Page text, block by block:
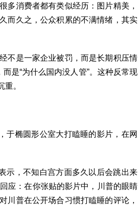
多消费者都有类似经历：图片精美，
而久之，公众积累的不满情绪，其实
不是一家企业被罚，而是长期积压情
是“为什么国内没人管”。这种反常现
。
于椭圆形公室大打瞌睡的影片，在网
示，不知白宫方面多久以后会跳出来
应：在你张贴的影片中，川普的眼睛
川普在公开场合习惯打瞌睡的评论，